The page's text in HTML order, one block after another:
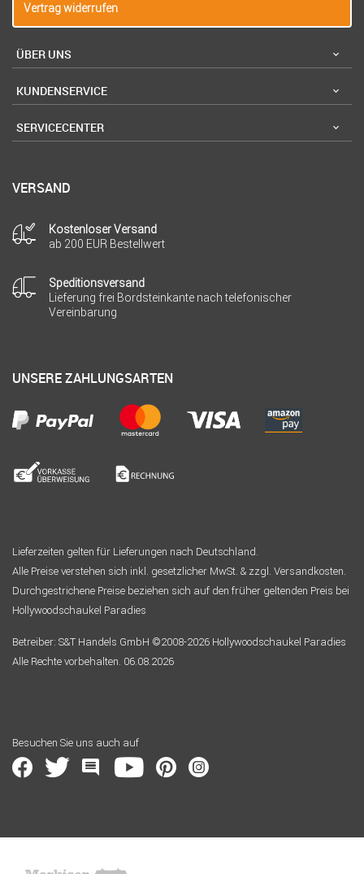
Vertrag widerrufen
ÜBER UNS
KUNDENSERVICE
SERVICECENTER
VERSAND
Kostenloser Versand
ab 200 EUR Bestellwert
Speditionsversand
Lieferung frei Bordsteinkante nach telefonischer
Vereinbarung
UNSERE ZAHLUNGSARTEN
Lieferzeiten gelten für Lieferungen nach Deutschland.
Alle Preise verstehen sich inkl. gesetzlicher MwSt. & zzgl. Versandkosten.
Durchgestrichene Preise beziehen sich auf den früher geltenden Preis bei
Hollywoodschaukel Paradies
Betreiber: S&T Handels GmbH ©2008-2026 Hollywoodschaukel Paradies
Alle Rechte vorbehalten. 06.08.2026
Besuchen Sie uns auch auf